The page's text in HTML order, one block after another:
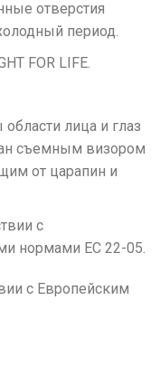
отверстия
период.
FOR LIFE.
лица и глаз
съемным визором
от царапин и
с
нормами ЕС 22-05.
с Европейским